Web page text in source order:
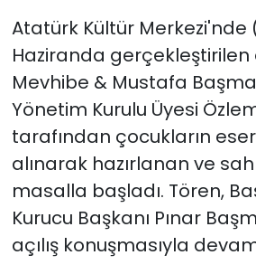
Atatürk Kültür Merkezi'nde
Haziranda gerçekleştirilen
Mevhibe & Mustafa
Yönetim Kurulu Üyesi
tarafından çocukların
alınarak hazırlanan ve
masalla başladı. Tören,
Kurucu Başkanı Pınar
açılış konuşmasıyla
Yazarlar